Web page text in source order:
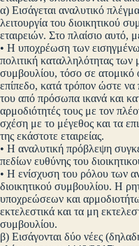
α) Εισάγεται αναλυτικό
λειτουργία του διοικητικού
εταιρειών. Στο πλαίσιο αυτό,
• Η υποχρέωση των
πολιτική καταλληλότητας των
συμβουλίου, τόσο σε ατομικό
επίπεδο, κατά τρόπον ώστε
του από πρόσωπα ικανά και
αρμοδιότητές τους με τον
σχέση με το μέγεθος και τα
της εκάστοτε εταιρείας.
• Η αναλυτική πρόβλεψη
πεδίων ευθύνης του
• Η ενίσχυση του ρόλου των
διοικητικού συμβουλίου. Η
υποχρεώσεων και
εκτελεστικά και τα μη
συμβουλίου.
β) Εισάγονται δύο νέες